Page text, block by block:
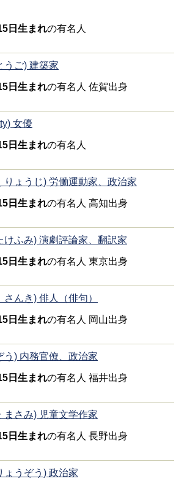
日生まれの有名人
うご) 建築家
日生まれの有名人 佐賀出身
女優
日生まれの有名人
りょうじ) 労働運動家、政治家
日生まれの有名人 高知出身
けふみ) 演劇評論家、翻訳家
日生まれの有名人 東京出身
んき) 俳人（俳句）
日生まれの有名人 岡山出身
う) 内務官僚、政治家
日生まれの有名人 福井出身
まさみ) 児童文学作家
日生まれの有名人 長野出身
ょうぞう) 政治家